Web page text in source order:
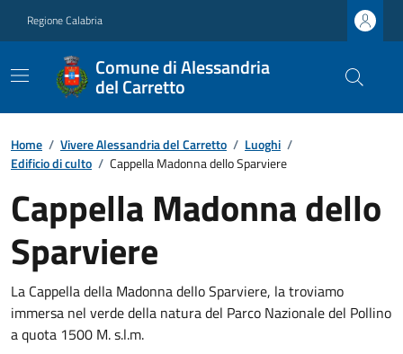
Regione Calabria
Comune di Alessandria
del Carretto
Home / Vivere Alessandria del Carretto / Luoghi /
Edificio di culto / Cappella Madonna dello Sparviere
Cappella Madonna dello
Sparviere
La Cappella della Madonna dello Sparviere, la troviamo
immersa nel verde della natura del Parco Nazionale del Pollino
a quota 1500 M. s.l.m.